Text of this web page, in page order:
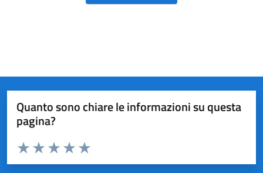
Quanto sono chiare le informazioni su questa
pagina?
Valuta da 1 a 5 stelle la pagina
Valuta 5 stelle su 5
Valuta 4 stelle su 5
Valuta 3 stelle su 5
Valuta 2 stelle su 5
Valuta 1 stelle su 5